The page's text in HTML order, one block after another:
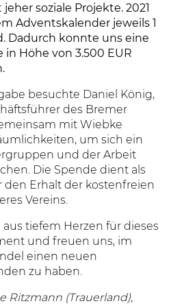
soziale Projekte. 2021
Adventskalender jeweils 1
Dadurch konnte uns eine
Höhe von 3.500 EUR
besuchte Daniel König,
des Bremer
mit Wiebke
um sich ein
und der Arbeit
Die Spende dient als
den Erhalt der kostenfreien
Vereins.
tiefem Herzen für dieses
und freuen uns, im
einen neuen
zu haben.
Ritzmann (Trauerland),